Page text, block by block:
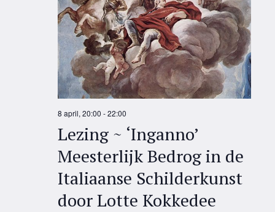
8 april, 20:00 -22:00
Lezing ~ ‘Inganno’
Meesterlijk Bedrog in de
Italiaanse Schilderkunst
door Lotte Kokkedee